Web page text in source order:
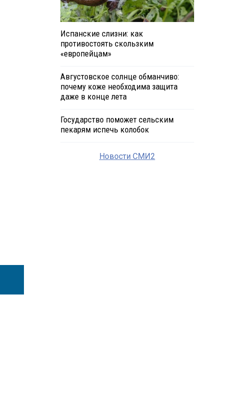
Испанские слизни: как
противостоять скользким
«европейцам»
Августовское солнце обманчиво:
почему коже необходима защита
даже в конце лета
Государство поможет сельским
пекарям испечь колобок
Новости СМИ2